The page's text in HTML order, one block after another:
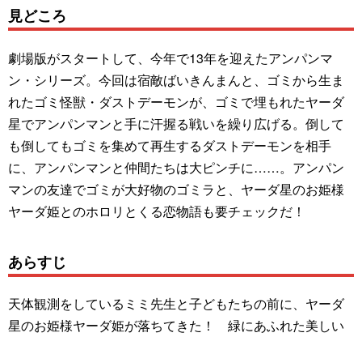
見どころ
劇場版がスタートして、今年で13年を迎えたアンパンマ
ン・シリーズ。今回は宿敵ばいきんまんと、ゴミから生ま
れたゴミ怪獣・ダストデーモンが、ゴミで埋もれたヤーダ
星でアンパンマンと手に汗握る戦いを繰り広げる。倒して
も倒してもゴミを集めて再生するダストデーモンを相手
に、アンパンマンと仲間たちは大ピンチに……。アンパン
マンの友達でゴミが大好物のゴミラと、ヤーダ星のお姫様
ヤーダ姫とのホロリとくる恋物語も要チェックだ！
あらすじ
天体観測をしているミミ先生と子どもたちの前に、ヤーダ
星のお姫様ヤーダ姫が落ちてきた！ 緑にあふれた美しい